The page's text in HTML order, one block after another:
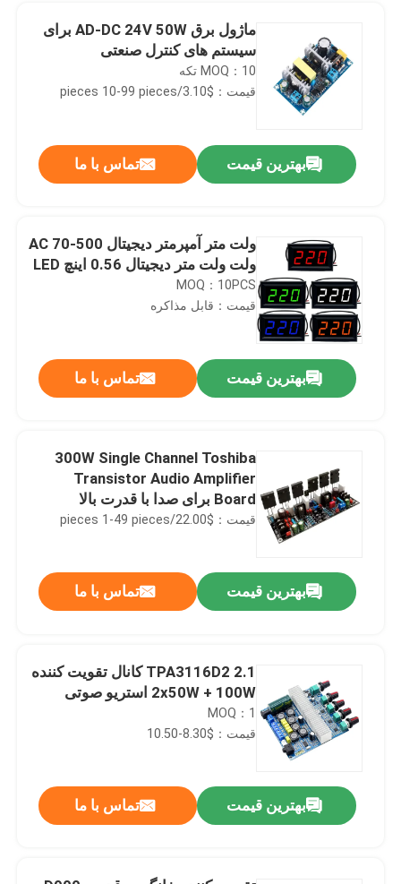
ماژول برق AD-DC 24V 50W برای
سیستم های کنترل صنعتی
MOQ：10 تکه
قیمت：$3.10/pieces 10-99 pieces
بهترین قیمت تماس با ما
ولت متر آمپرمتر دیجیتال AC 70-500
ولت ولت متر دیجیتال 0.56 اینچ LED
MOQ：10PCS
قیمت：قابل مذاکره
بهترین قیمت تماس با ما
300W Single Channel Toshiba
Transistor Audio Amplifier
Board برای صدا با قدرت بالا
قیمت：$22.00/pieces 1-49 pieces
بهترین قیمت تماس با ما
TPA3116D2 2.1 کانال تقویت کننده
2x50W + 100W استریو صوتی
MOQ：1
قیمت：$8.30-10.50
بهترین قیمت تماس با ما